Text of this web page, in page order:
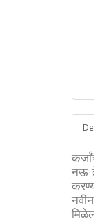
नऊ ते